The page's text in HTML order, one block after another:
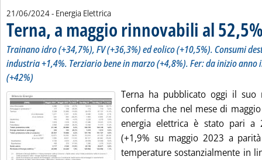
21/06/2024- Energia Elettrica
Terna, a maggio rinnovabili al
Trainano idro (+34,7%), FV (+36,3%) ed eolico (+10,5%). Consumi
industria +1,4%. Terziario bene in marzo (+4,8%). Fer: da inizio anno
(+42%)
Terna ha pubblicato oggi il suo
conferma che nel mese di
energia elettrica è stato pari
(+1,9% su maggio 2023 a
temperature sostanzialmente in